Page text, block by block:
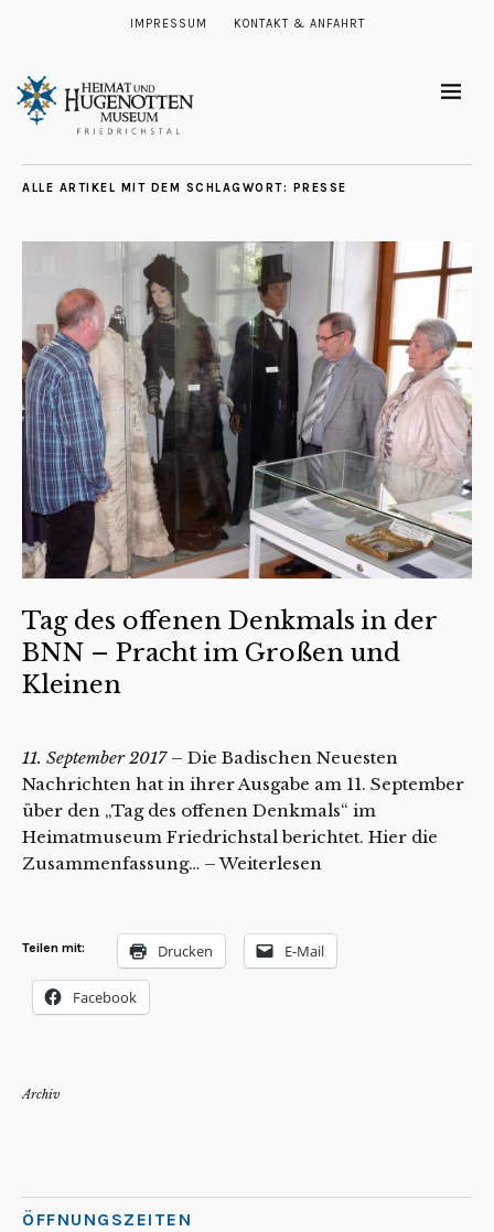
IMPRESSUM KONTAKT & ANFAHRT
ALLE ARTIKEL MIT DEM SCHLAGWORT: PRESSE
Tag des offenen Denkmals in der
BNN – Pracht im Großen und
Kleinen
11. September 2017– Die Badischen Neuesten
Nachrichten hat in ihrer Ausgabe am 11. September
über den „Tag des offenen Denkmals“ im
Heimatmuseum Friedrichstal berichtet. Hier die
Zusammenfassung… –Weiterlesen
Teilen mit: Drucken E-Mail
Facebook
Archiv
ÖFFNUNGSZEITEN